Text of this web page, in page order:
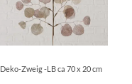
Deko-Zweig -LB ca 70 x 20 cm